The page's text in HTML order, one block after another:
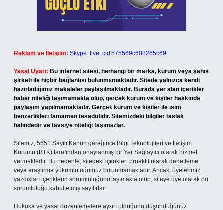
Reklam ve İletişim: Skype: live:.cid.575569c608265c69
Yasal Uyarı: Bu internet sitesi, herhangi bir marka, kurum veya şahıs
şirketi ile hiçbir bağlantısı bulunmamaktadır. Sitede yalnızca kendi
hazırladığımız makaleler paylaşılmaktadır. Burada yer alan içerikler
haber niteliği taşımamakta olup, gerçek kurum ve kişiler hakkında
paylaşım yapılmamaktadır. Gerçek kurum ve kişiler ile isim
benzerlikleri tamamen tesadüfidir. Sitemizdeki bilgiler taslak
halindedir ve tavsiye niteliği taşımazlar.
Sitemiz, 5651 Sayılı Kanun gereğince Bilgi Teknolojileri ve İletişim
Kurumu (BTK) tarafından onaylanmış bir Yer Sağlayıcı olarak hizmet
vermektedir. Bu nedenle, sitedeki içerikleri proaktif olarak denetleme
veya araştırma yükümlülüğümüz bulunmamaktadır. Ancak, üyelerimiz
yazdıkları içeriklerin sorumluluğunu taşımakta olup, siteye üye olarak bu
sorumluluğu kabul etmiş sayılırlar.
Hukuka ve yasal düzenlemelere aykırı olduğunu düşündüğünüz